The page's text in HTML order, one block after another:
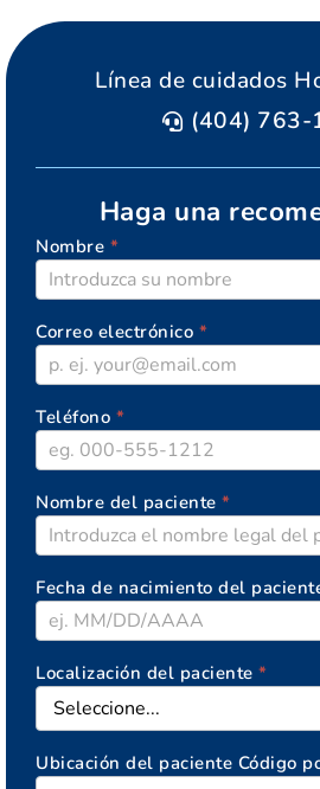
Línea de cuidados
(404) 763-
Haga una
AGAPE
Nombre *
Correo electrónico *
Teléfono *
Nombre del paciente *
Fecha de nacimiento del
Localización del paciente *
Ubicación del paciente Código